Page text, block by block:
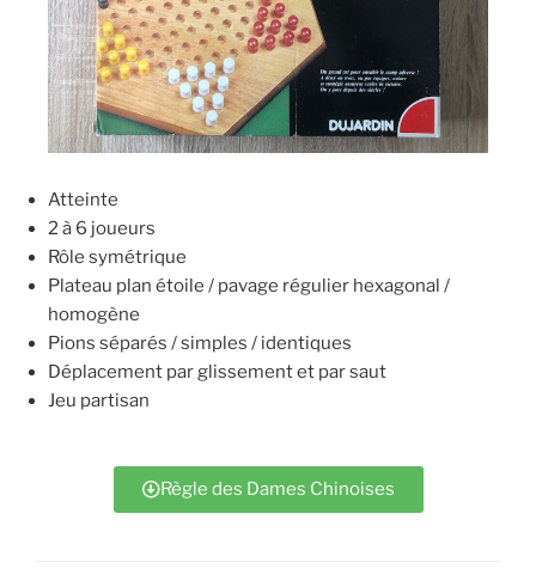
Atteinte
2 à 6 joueurs
Rôle symétrique
Plateau plan étoile / pavage régulier hexagonal /
homogène
Pions séparés / simples / identiques
Déplacement par glissement et par saut
Jeu partisan
Règle des Dames Chinoises